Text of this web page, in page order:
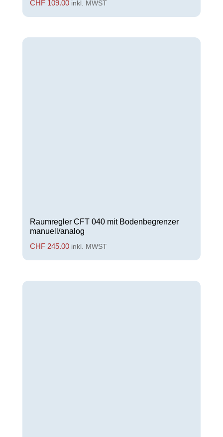
CHF 109.00 inkl. MWST
Raumregler CFT 040 mit Bodenbegrenzer
manuell/analog
CHF 245.00 inkl. MWST